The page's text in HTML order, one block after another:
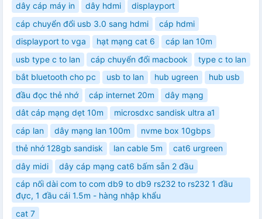
dây cáp máy in dây hdmi
displayport
cáp chuyển đổi usb 3.0 sang hdmi
cáp hdmi
displayport to vga
hạt mạng cat 6
cáp lan 10m
usb type c to lan
cáp chuyển đổi macbook
type c to lan
bắt bluetooth cho pc
usb to lan hub ugreen
hub usb
đầu đọc thẻ nhớ
cáp internet 20m
dây mạng
dât cáp mạng dẹt 10m
microsdxc sandisk ultra a1
cáp lan
dây mạng lan 100m
nvme box 10gbps
thẻ nhớ 128gb sandisk
lan cable 5m
cat6 urgreen
dây midi
dây cáp mạng cat6 bấm sẵn 2 đầu
cáp nối dài com to com db9 to db9 rs232 to rs232 1 đầu
đực, 1 đầu cái 1.5m - hàng nhập khẩu
cat 7